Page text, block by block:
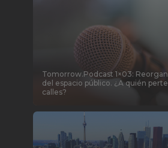
Tomorrow.Podcast 1×03:
del espacio público. ¿A quién
calles?